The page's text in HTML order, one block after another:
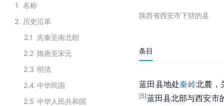
1
名称
2
历史沿革
2.1
先秦至南北朝
2.2 隋唐至宋元
2.3 明清
2.4 中华民国
2.5 中华人民共和国
陕西省西安市下辖的县
条目
蓝田县地处秦岭北麓，
[5]蓝田县北部与西安市